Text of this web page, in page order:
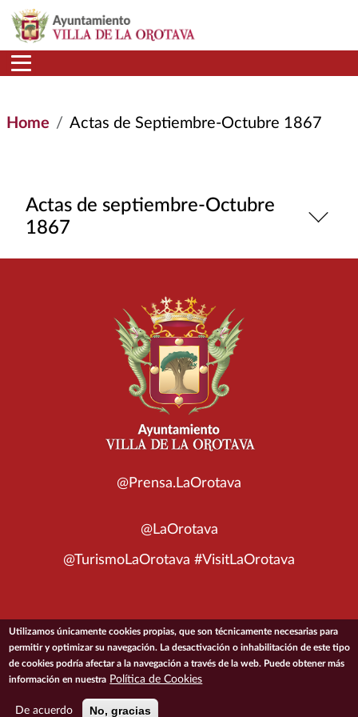
Skip to main content
Home Actas de Septiembre-Octubre 1867
Actas de septiembre-Octubre
1867
@Prensa.LaOrotava
@LaOrotava
@TurismoLaOrotava #VisitLaOrotava
© 2026 Ayuntamiento de la Villa de La Orotava
ACCESIBILIDADCONDICIONES DE USO
POLÍTICA DE COOKIES
Utilizamos únicamente cookies propias, que son técnicamente necesarias para
permitir y optimizar su navegación. La desactivación o inhabilitación de este tipo
de cookies podría afectar a la navegación a través de la web. Puede obtener más
información en nuestra Política de Cookies
De acuerdo No, gracias